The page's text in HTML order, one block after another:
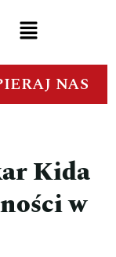
NAS
Kida
w